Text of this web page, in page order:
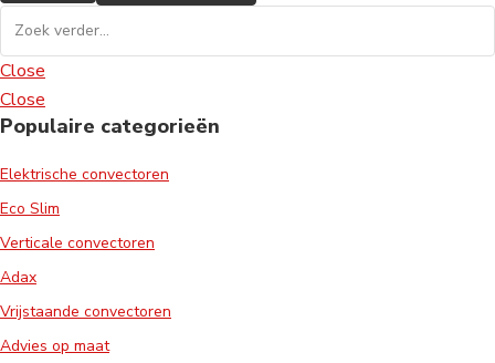
Close
Close
Populaire categorieën
Elektrische convectoren
Eco Slim
Verticale convectoren
Adax
Vrijstaande convectoren
Advies op maat